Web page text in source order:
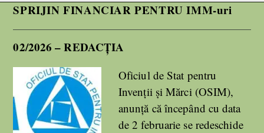
SPRIJIN FINANCIAR PENTRU IMM-uri
02/2026 – REDACȚIA
Oficiul de Stat pentru
Invenții și Mărci (OSIM),
anunță că începând cu data
de 2 februarie se redeschide